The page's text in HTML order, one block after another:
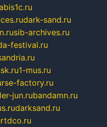
dark-sand.ru
sib-archives.ru
festival.ru
1-mus.ru
factory.ru
jun.rubandamn.ru
darksand.ru
rtdco.ru